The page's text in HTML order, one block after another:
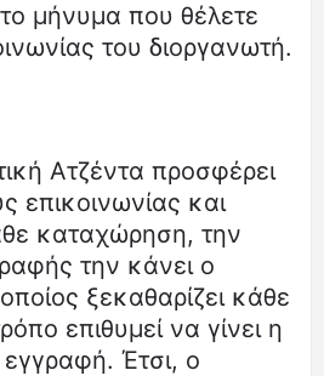
μήνυμα που θέλετε
του διοργανωτή.
Ατζέντα προσφέρει
επικοινωνίας και
καταχώρηση, την
την κάνει ο
ξεκαθαρίζει κάθε
επιθυμεί να γίνει η
εγγραφή. Έτσι, ο